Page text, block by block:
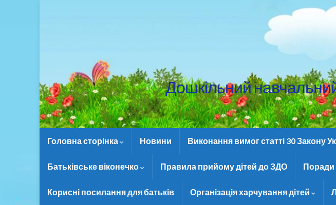
Дошкільний
Головна сторінка Новини Виконання вимог статті 30 Закону
Батьківське віконечко Правила прийому дітей до ЗДО Поради
Корисні посилання для батьків Організація харчування дітей